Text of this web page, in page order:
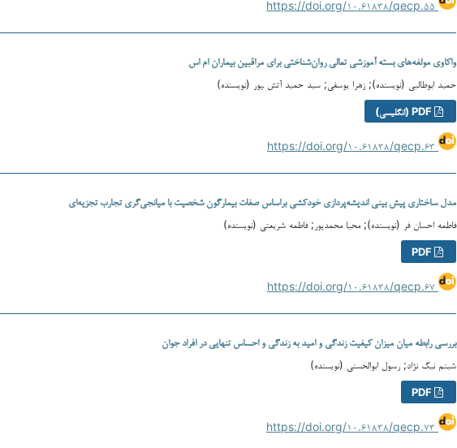
واکاوی مولفه‌های بسته آموزشی تعالی روان‌شناختی برای مراقبین بیماران ام اس
حمید ابوطالبی (نویسنده); زهرا یوسفی; سید حمید آتش ‍‍پور (نویسنده)
مدل ساختاری پیش بینی اندیشه‌پردازی خودکشی براساس صفات بیمارگون شخصیت با میانجی‌گری تجارب تجزیه‌ای
فاطمه احسان فر (نویسنده); محیا محمدپور; فاطمه شریعتی (نویسنده)
بررسی رابطه میان میزان كیفیت زندگی و امید به زندگی و احساس تنهایی در افراد جوان
شبنم نیک نژاد; رسول ابوالحسنی (نویسنده)